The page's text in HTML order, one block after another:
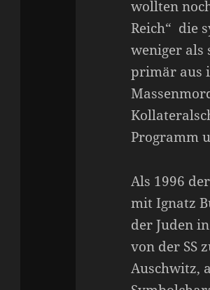
wollten
Reich“ die
weniger als
primär aus
Programm
Als 1996
mit Ignatz
der Juden
von der SS
Auschwitz,